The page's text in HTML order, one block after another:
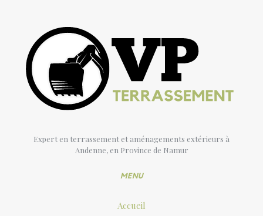
Expert en terrassement et aménagements extérieurs à
Andenne, en Province de Namur
MENU
Accueil